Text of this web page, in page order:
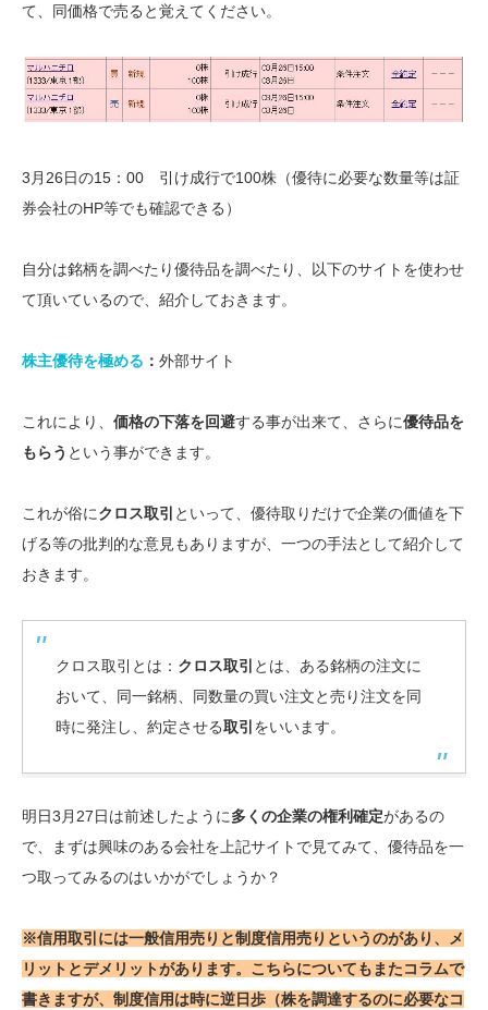
て、同価格で売ると覚えてください。
3月26日の15：00 引け成行で100株（優待に必要な数量等は証
券会社のHP等でも確認できる）
自分は銘柄を調べたり優待品を調べたり、以下のサイトを使わせ
て頂いているので、紹介しておきます。
株主優待を極める ： 外部サイト
これにより、 価格の下落を回避する事が出来て、さらに優待品を
もらう という事ができます。
これが俗にクロス取引 といって、優待取りだけで企業の価値を下
げる等の批判的な意見もありますが、一つの手法として紹介して
おきます。
クロス取引とは： クロス取引 とは、ある銘柄の注文に
おいて、同一銘柄、同数量の買い注文と売り注文を同
時に発注し、約定させる取引 をいいます。
明日3月27日は前述したように多くの企業の権利確定があるの
で、まずは興味のある会社を上記サイトで見てみて、優待品を一
つ取ってみるのはいかがでしょうか？
※信用取引には一般信用売りと制度信用売りというのがあり、メ
リットとデメリットがあります。こちらについてもまたコラムで
書きますが、制度信用は時に逆日歩（株を調達するのに必要なコ